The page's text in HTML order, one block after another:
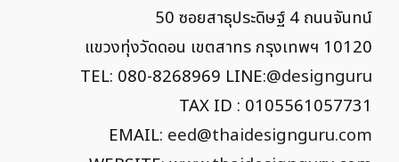
50 ซอยสาธุประดิษฐ์ 4 ถนนจันทน์
แขวงทุ่งวัดดอน เขตสาทร กรุงเทพฯ 10120
TEL: 080-8268969 LINE:@designguru
TAX ID : 0105561057731
EMAIL: eed@thaidesignguru.com